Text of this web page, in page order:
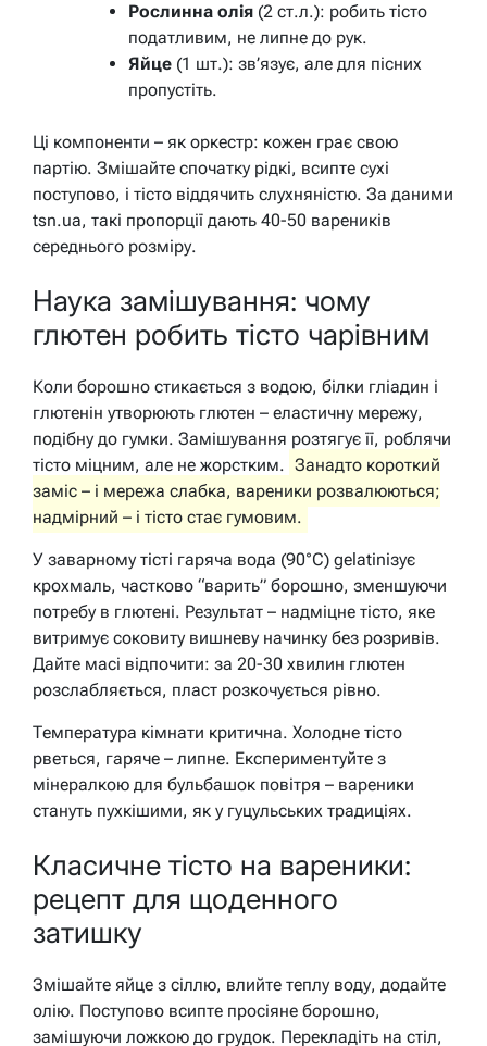
Рослинна олія (2 ст.л.): робить тісто
податливим, не липне до рук.
Яйце (1 шт.): зв’язує, але для пісних
пропустіть.
Ці компоненти – як оркестр: кожен грає свою
партію. Змішайте спочатку рідкі, всипте сухі
поступово, і тісто віддячить слухняністю. За даними
tsn.ua, такі пропорції дають 40-50 вареників
середнього розміру.
Наука замішування: чому
глютен робить тісто чарівним
Коли борошно стикається з водою, білки гліадин і
глютенін утворюють глютен – еластичну мережу,
подібну до гумки. Замішування розтягує її, роблячи
тісто міцним, але не жорстким. Занадто короткий
заміс – і мережа слабка, вареники розвалюються;
надмірний – і тісто стає гумовим.
У заварному тісті гаряча вода (90°C) gelatinізує
крохмаль, частково “варить” борошно, зменшуючи
потребу в глютені. Результат – надміцне тісто, яке
витримує соковиту вишневу начинку без розривів.
Дайте масі відпочити: за 20-30 хвилин глютен
розслабляється, пласт розкочується рівно.
Температура кімнати критична. Холодне тісто
рветься, гаряче – липне. Експериментуйте з
мінералкою для бульбашок повітря – вареники
стануть пухкішими, як у гуцульських традиціях.
Класичне тісто на вареники:
рецепт для щоденного
затишку
Змішайте яйце з сіллю, влийте теплу воду, додайте
олію. Поступово всипте просіяне борошно,
замішуючи ложкою до грудок. Перекладіть на стіл,